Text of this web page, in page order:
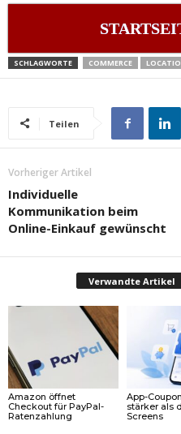
SCHLAGWORTE COMMERCE
Teilen
Vorheriger Artikel
Individuelle
Kommunikation beim
Online-Einkauf gewünscht
Verwandte Artikel
Amazon öffnet
Checkout für PayPal-
Ratenzahlung
App-
stärker als
Screens